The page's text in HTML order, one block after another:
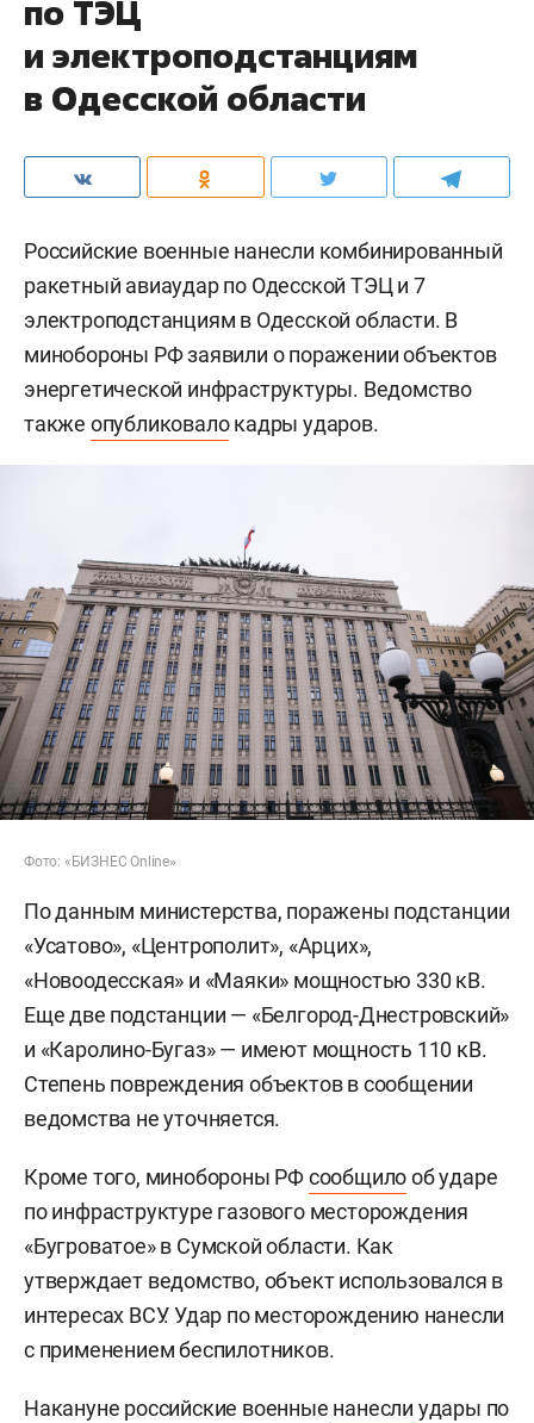
по ТЭЦ
и электроподстанциям
в Одесской области
Российские военные нанесли комбинированный
ракетный авиаудар по Одесской ТЭЦ и 7
электроподстанциям в Одесской области. В
минобороны РФ заявили о поражении объектов
энергетической инфраструктуры. Ведомство
также опубликовалокадры ударов.
Фото: «БИЗНЕС Online»
По данным министерства, поражены подстанции
«Усатово», «Центрополит», «Арцих»,
«Новоодесская» и «Маяки» мощностью 330 кВ.
Еще две подстанции — «Белгород-Днестровский»
и «Каролино-Бугаз» — имеют мощность 110 кВ.
Степень повреждения объектов в сообщении
ведомства не уточняется.
Кроме того, минобороны РФсообщилооб ударе
по инфраструктуре газового месторождения
«Бугроватое» в Сумской области. Как
утверждает ведомство, объект использовался в
интересах ВСУ. Удар по месторождению нанесли
с применением беспилотников.
Накануне российские военные нанесли удары по